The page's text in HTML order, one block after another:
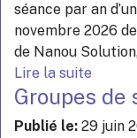
séance par an
novembre 2026
de Nanou
Lire la suite
Groupes de
Publié le: 29 juin